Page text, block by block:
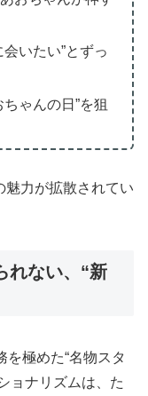
会いたい”とずっ
ちゃんの日”を狙
魅力が拡散されてい
れない、“新
極めた“名物スタ
ョナリズムは、た